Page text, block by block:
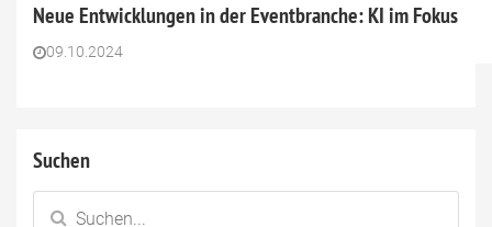
Neue Entwicklungen in der Eventbranche: KI im Fokus
09.10.2024
Suchen